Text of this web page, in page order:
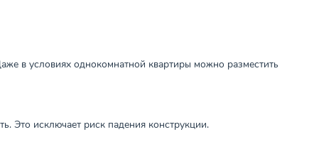
в условиях однокомнатной квартиры можно разместить
Это исключает риск падения конструкции.